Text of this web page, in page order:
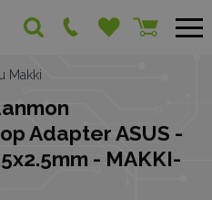
Makki
Adapter ASUS -
- MAKKI-